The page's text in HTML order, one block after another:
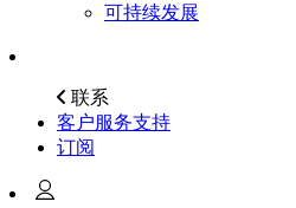
可持续发展
联系
客户服务支持
订阅